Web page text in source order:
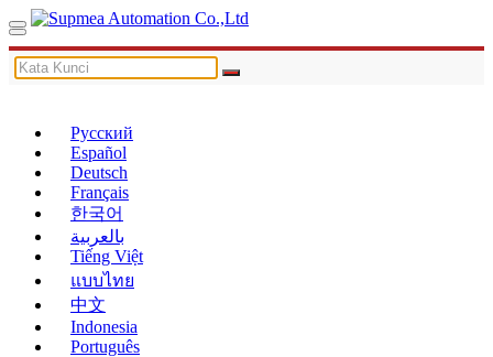
Русский
Español
Deutsch
Français
한국어
بالعربية
Tiếng Việt
แบบไทย
中文
Indonesia
Português